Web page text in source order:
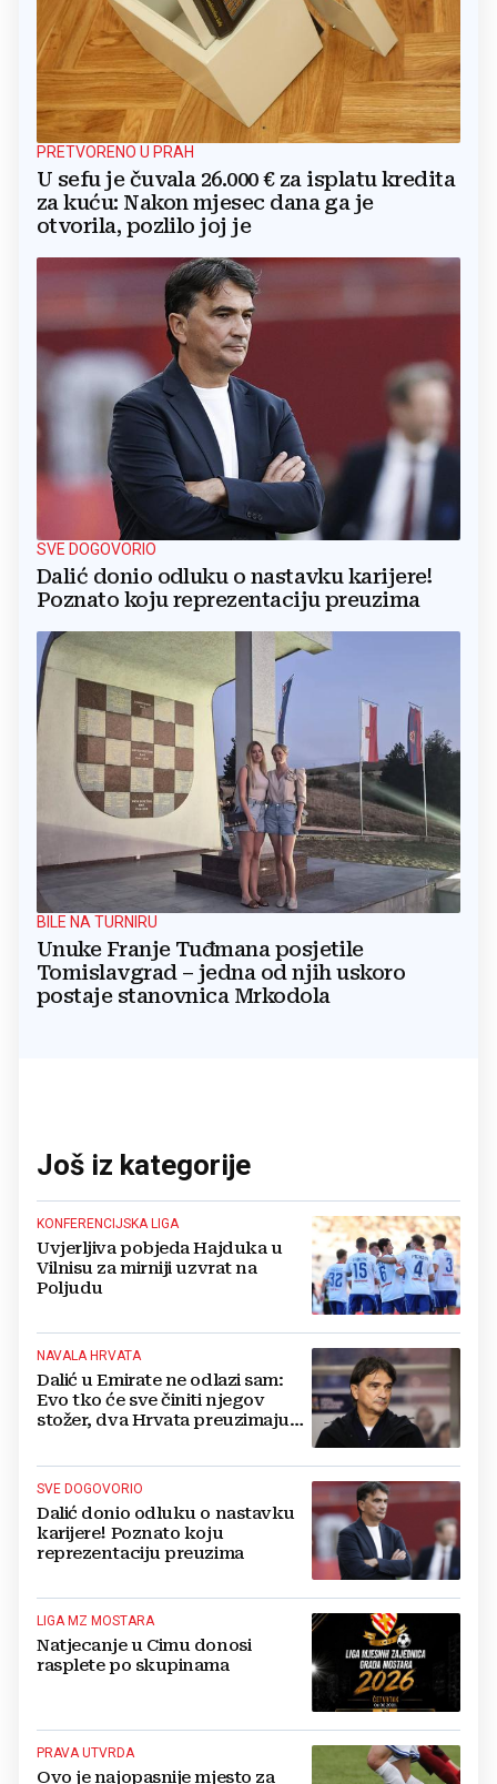
PRETVORENO U PRAH
U sefu je čuvala 26.000 € za isplatu kredita
za kuću: Nakon mjesec dana ga je
otvorila, pozlilo joj je
SVE DOGOVORIO
Dalić donio odluku o nastavku karijere!
Poznato koju reprezentaciju preuzima
BILE NA TURNIRU
Unuke Franje Tuđmana posjetile
Tomislavgrad – jedna od njih uskoro
postaje stanovnica Mrkodola
Još iz kategorije
KONFERENCIJSKA LIGA
Uvjerljiva pobjeda Hajduka u
Vilnisu za mirniji uzvrat na
Poljudu
NAVALA HRVATA
Dalić u Emirate ne odlazi sam:
Evo tko će sve činiti njegov
stožer, dva Hrvata preuzimaju
SVE DOGOVORIO
Dalić donio odluku o nastavku
karijere! Poznato koju
reprezentaciju preuzima
LIGA MZ MOSTARA
Natjecanje u Cimu donosi
rasplete po skupinama
PRAVA UTVRDA
Ovo je najopasnije mjesto za